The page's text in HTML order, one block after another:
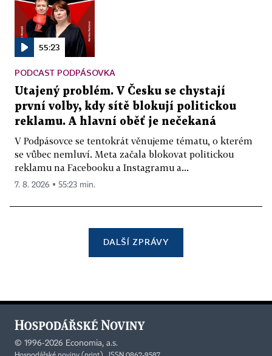
55:23
PODCAST PODPÁSOVKA
Utajený problém. V Česku se chystají
první volby, kdy sítě blokují politickou
reklamu. A hlavní oběť je nečekaná
V Podpásovce se tentokrát věnujeme tématu, o kterém
se vůbec nemluví. Meta začala blokovat politickou
reklamu na Facebooku a Instagramu a...
7. 8. 2026 ▪ 55:23 min.
DALŠÍ ZPRÁVY
© 1996-2026 Economia, a.s.